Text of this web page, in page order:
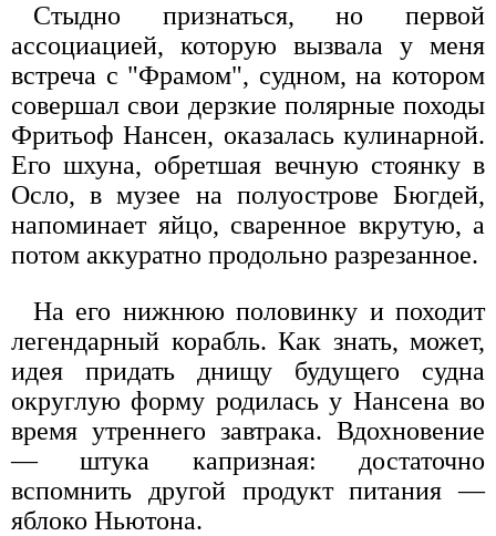
Стыдно признаться, но первой
ассоциацией, которую вызвала у меня
встреча с "Фрамом", судном, на котором
совершал свои дерзкие полярные походы
Фритьоф Нансен, оказалась кулинарной.
Его шхуна, обретшая вечную стоянку в
Осло, в музее на полуострове Бюгдей,
напоминает яйцо, сваренное вкрутую, а
потом аккуратно продольно разрезанное.
На его нижнюю половинку и походит
легендарный корабль. Как знать, может,
идея придать днищу будущего судна
округлую форму родилась у Нансена во
время утреннего завтрака. Вдохновение
— штука капризная: достаточно
вспомнить другой продукт питания —
яблоко Ньютона.